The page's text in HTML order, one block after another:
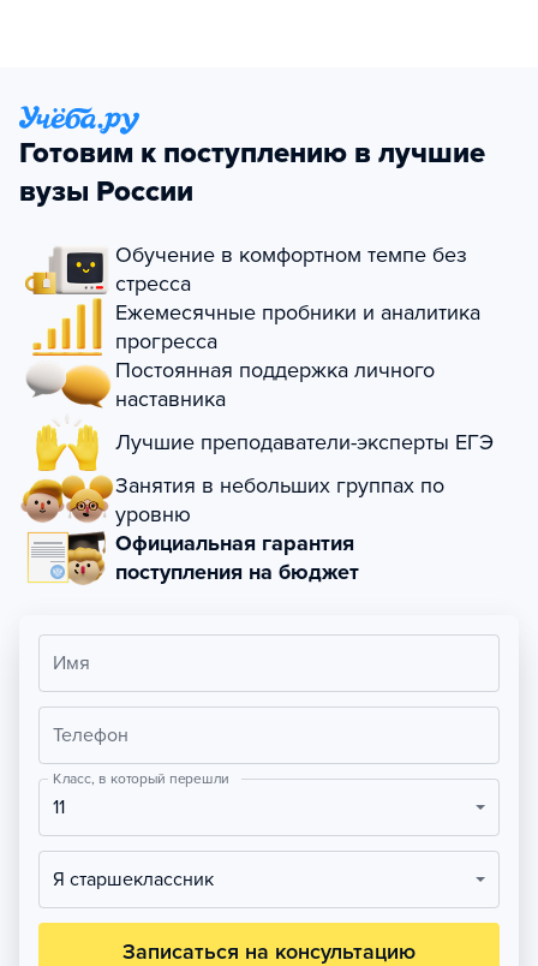
Готовим к поступлению в лучшие
вузы России
Обучение в комфортном темпе без
стресса
Ежемесячные пробники и аналитика
прогресса
Постоянная поддержка личного
наставника
Лучшие преподаватели-эксперты ЕГЭ
Занятия в небольших группах по
уровню
Официальная гарантия
поступления на бюджет
Имя
Телефон
Класс, в который перешли
11
Я старшеклассник
Записаться на консультацию